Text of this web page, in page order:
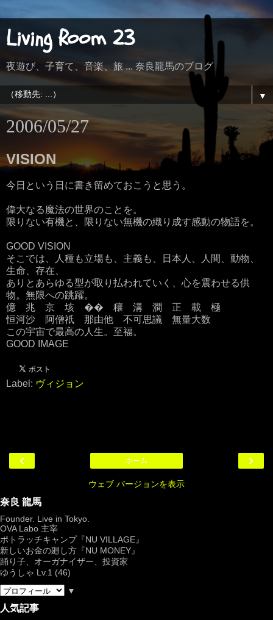
Living Room 23
夜遊び、子育て、音楽、旅 ... 奈良龍馬のブログ
▼
2006/05/27
VISION
今日という日に書き留めておこうと思う。
偉大なる魔法の世界のことを。
限りない有機と、限りない無機の織り成す感動の物語を。
GOOD VISION
そこでは、人種も立場も、主義も、日本人、人間、動物、
生命、存在、
ありとあらゆる型が取り払われていく、心を震わせる供
物。無限への跳躍。
億 兆 京 垓 �� 穰 溝 澗 正 載 極
恒河沙 阿僧祇 那由他 不可思議 無量大数
この宇宙で最高の人生。至福。
GOOD IMAGE
Label: ヴィジョン
‹ ›
ホーム
ウェブ バージョンを表示
奈良 龍馬
Founder. Live in Tokyo.
OVA Labo 主宰
ポトラッチキャンプ『NU VILLAGE』
新しいお金の廻し方『NU MONEY』
踊り子、オーガナイザー、投資家
ゆうしゃ Lv.1 (46)
▼
人気記事